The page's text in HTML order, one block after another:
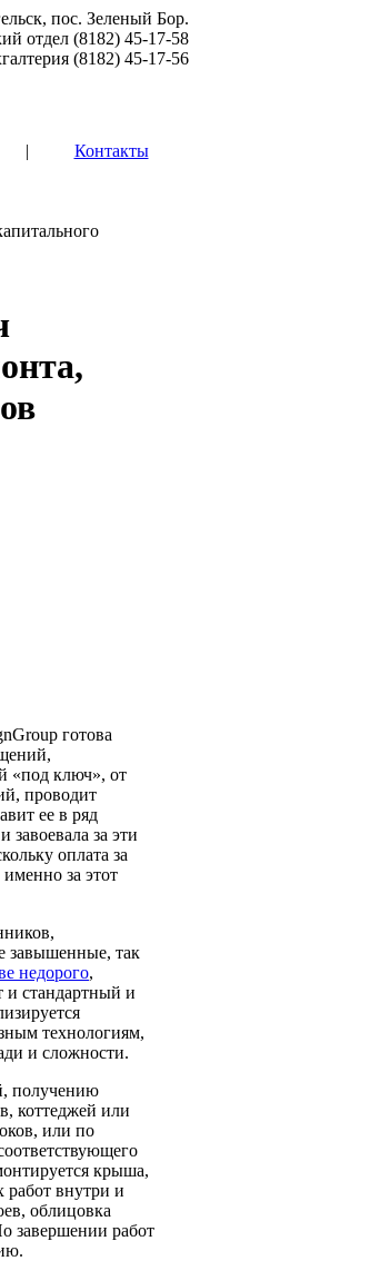
пос. Зеленый Бор.
отдел (8182) 45-17-58
(8182) 45-17-56
| Контакты
готова
«под ключ», от
проводит
ее в ряд
завоевала за эти
оплата за
за этот
завышенные, так
недорого,
и стандартный и
технологиям,
и сложности.
получению
коттеджей или
или по
крыша,
работ внутри и
облицовка
завершении работ